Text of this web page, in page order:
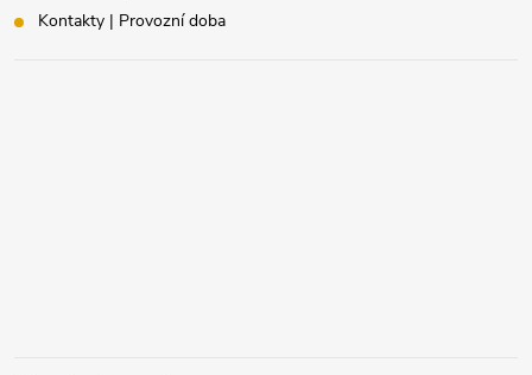
Kontakty | Provozní doba